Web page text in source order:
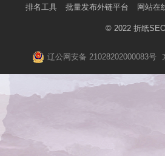
排名工具 批量发布外链平台 网站在
© 2022 折纸
辽公网安备 21028202000083号